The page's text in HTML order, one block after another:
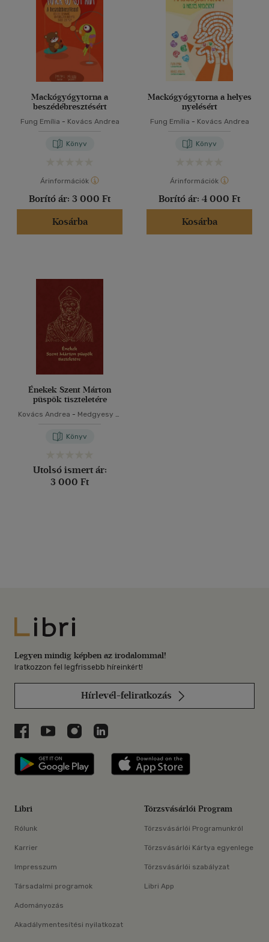
Mackógyógytorna a
beszédébresztésért
Fung Emília - Kovács Andrea
Könyv
Árinformációk
Borító ár: 3 000 Ft
Kosárba
Mackógyógytorna a helyes
nyelésért
Fung Emília - Kovács Andrea
Könyv
Árinformációk
Borító ár: 4 000 Ft
Kosárba
Énekek Szent Márton
püspök tiszteletére
Kovács Andrea - Medgyesy S.
Könyv
Utolsó ismert ár:
3 000 Ft
Libri
Legyen mindig képben az irodalommal!
Iratkozzon fel legfrissebb híreinkért!
Hírlevél-feliratkozás
Libri a Facebookon
Libri a Youtube-on
Libri az Instagramon
Libri a LinkedInen
Libri applikáció Szerezd meg: Google
Libri
Rólunk
Karrier
Impresszum
Társadalmi programok
Adományozás
Akadálymentesítési nyilatkozat
Törzsvásárlói Program
Törzsvásárlói Programunkról
Törzsvásárlói Kártya egyenlege
Törzsvásárlói szabályzat
Libri App